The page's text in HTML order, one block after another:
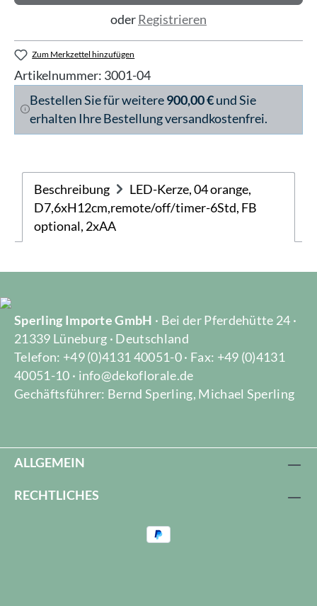
oderRegistrieren
Zum Merkzettel hinzufügen
Artikelnummer: 3001-04
Bestellen Sie für weitere900,00 €und Sie
erhalten Ihre Bestellung versandkostenfrei.
Beschreibung
LED-Kerze, 04 orange,
D7,6xH12cm,remote/off/timer-6Std, FB
optional, 2xAA
Sperling Importe GmbH · Bei der Pferdehütte 24 ·
21339 Lüneburg · Deutschland
Telefon: +49 (0)4131 40051-0 · Fax: +49 (0)4131
40051-10 · info@dekoflorale.de
Gechäftsführer: Bernd Sperling, Michael Sperling
ALLGEMEIN
RECHTLICHES